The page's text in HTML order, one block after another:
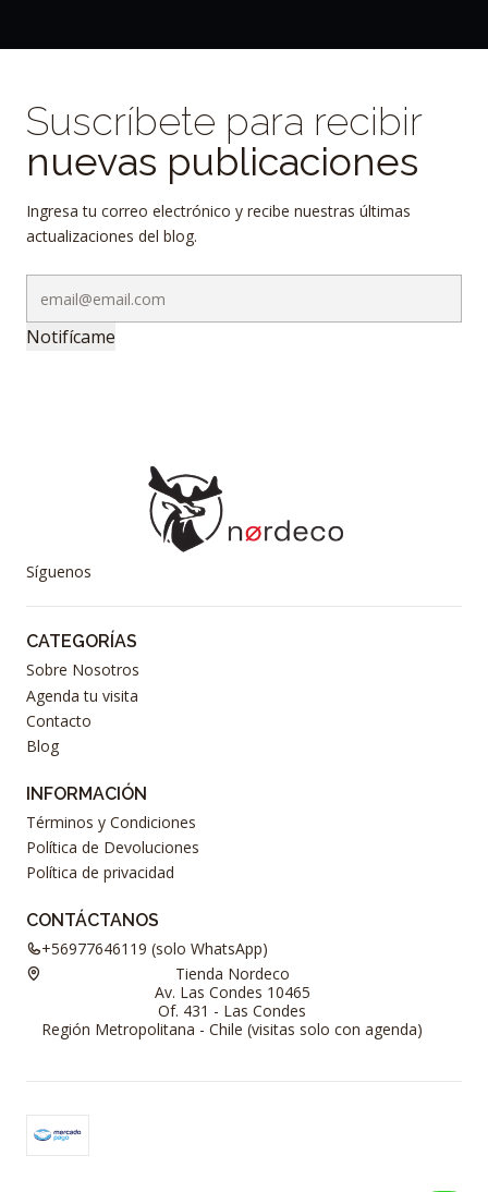
Suscríbete para recibir
nuevas publicaciones
Ingresa tu correo electrónico y recibe nuestras últimas
actualizaciones del blog.
Notifícame
Síguenos
CATEGORÍAS
Sobre Nosotros
Agenda tu visita
Contacto
Blog
INFORMACIÓN
Términos y Condiciones
Política de Devoluciones
Política de privacidad
CONTÁCTANOS
+56977646119 (solo WhatsApp)
Tienda Nordeco
Av. Las Condes 10465
Of. 431 - Las Condes
Región Metropolitana - Chile (visitas solo con agenda)